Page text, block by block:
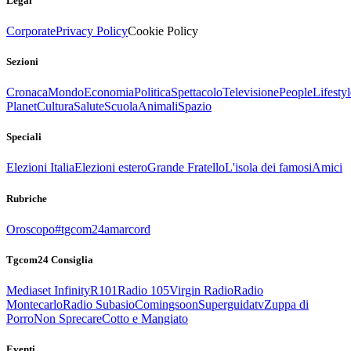
CorporatePrivacy PolicyCookie Policy
Sezioni
CronacaMondoEconomiaPoliticaSpettacoloTelevisionePeople
PlanetCulturaSaluteScuolaAnimaliSpazio
Speciali
Elezioni ItaliaElezioni esteroGrande FratelloL'isola dei famosiAmici
Rubriche
Oroscopo#tgcom24amarcord
Tgcom24 Consiglia
Mediaset InfinityR101Radio 105Virgin RadioRadio
MontecarloRadio SubasioComingsoonSuperguidatvZuppa di
PorroNon SprecareCotto e Mangiato